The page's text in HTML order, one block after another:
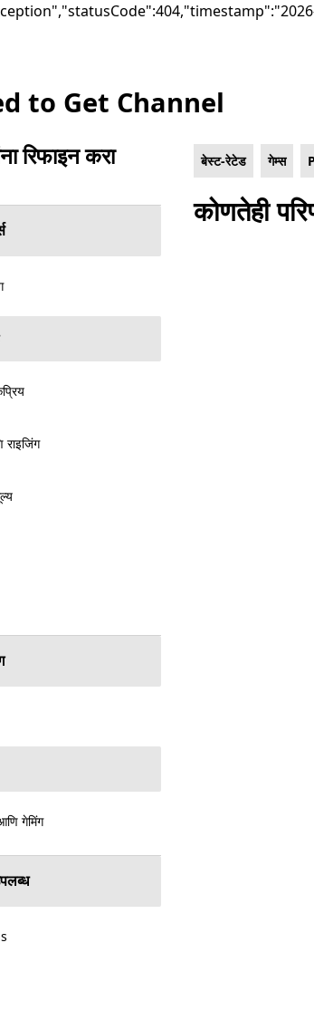
to Get Channel
रिफाइन करा
विभाग वगळा
गेमिंग
बेस्ट-रेटेड गेम्स
कोणतेही